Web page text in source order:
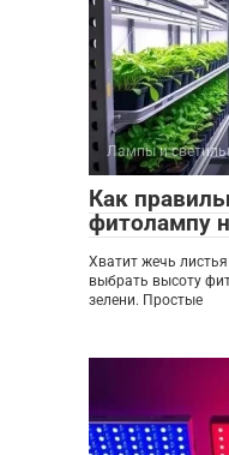
Лампы и
Как
фитолампу
Хватит жечь
выбрать высоту
зелени. Простые